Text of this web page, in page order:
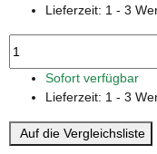
Lieferzeit: 1 - 3
Sofort verfügbar
Lieferzeit: 1 - 3
Auf die Vergleichsliste